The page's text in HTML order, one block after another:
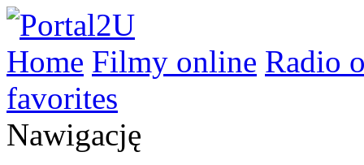
Home Filmy online Radio
favorites
Nawigację